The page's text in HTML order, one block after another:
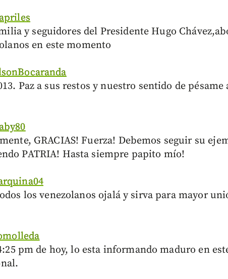
y seguidores del Presidente Hugo
en este momento
Paz a sus restos y nuestro sentido de pésame
GRACIAS! Fuerza! Debemos seguir su
PATRIA! Hasta siempre papito mío!
los venezolanos ojalá y sirva para mayor
pm de hoy, lo esta informando maduro en